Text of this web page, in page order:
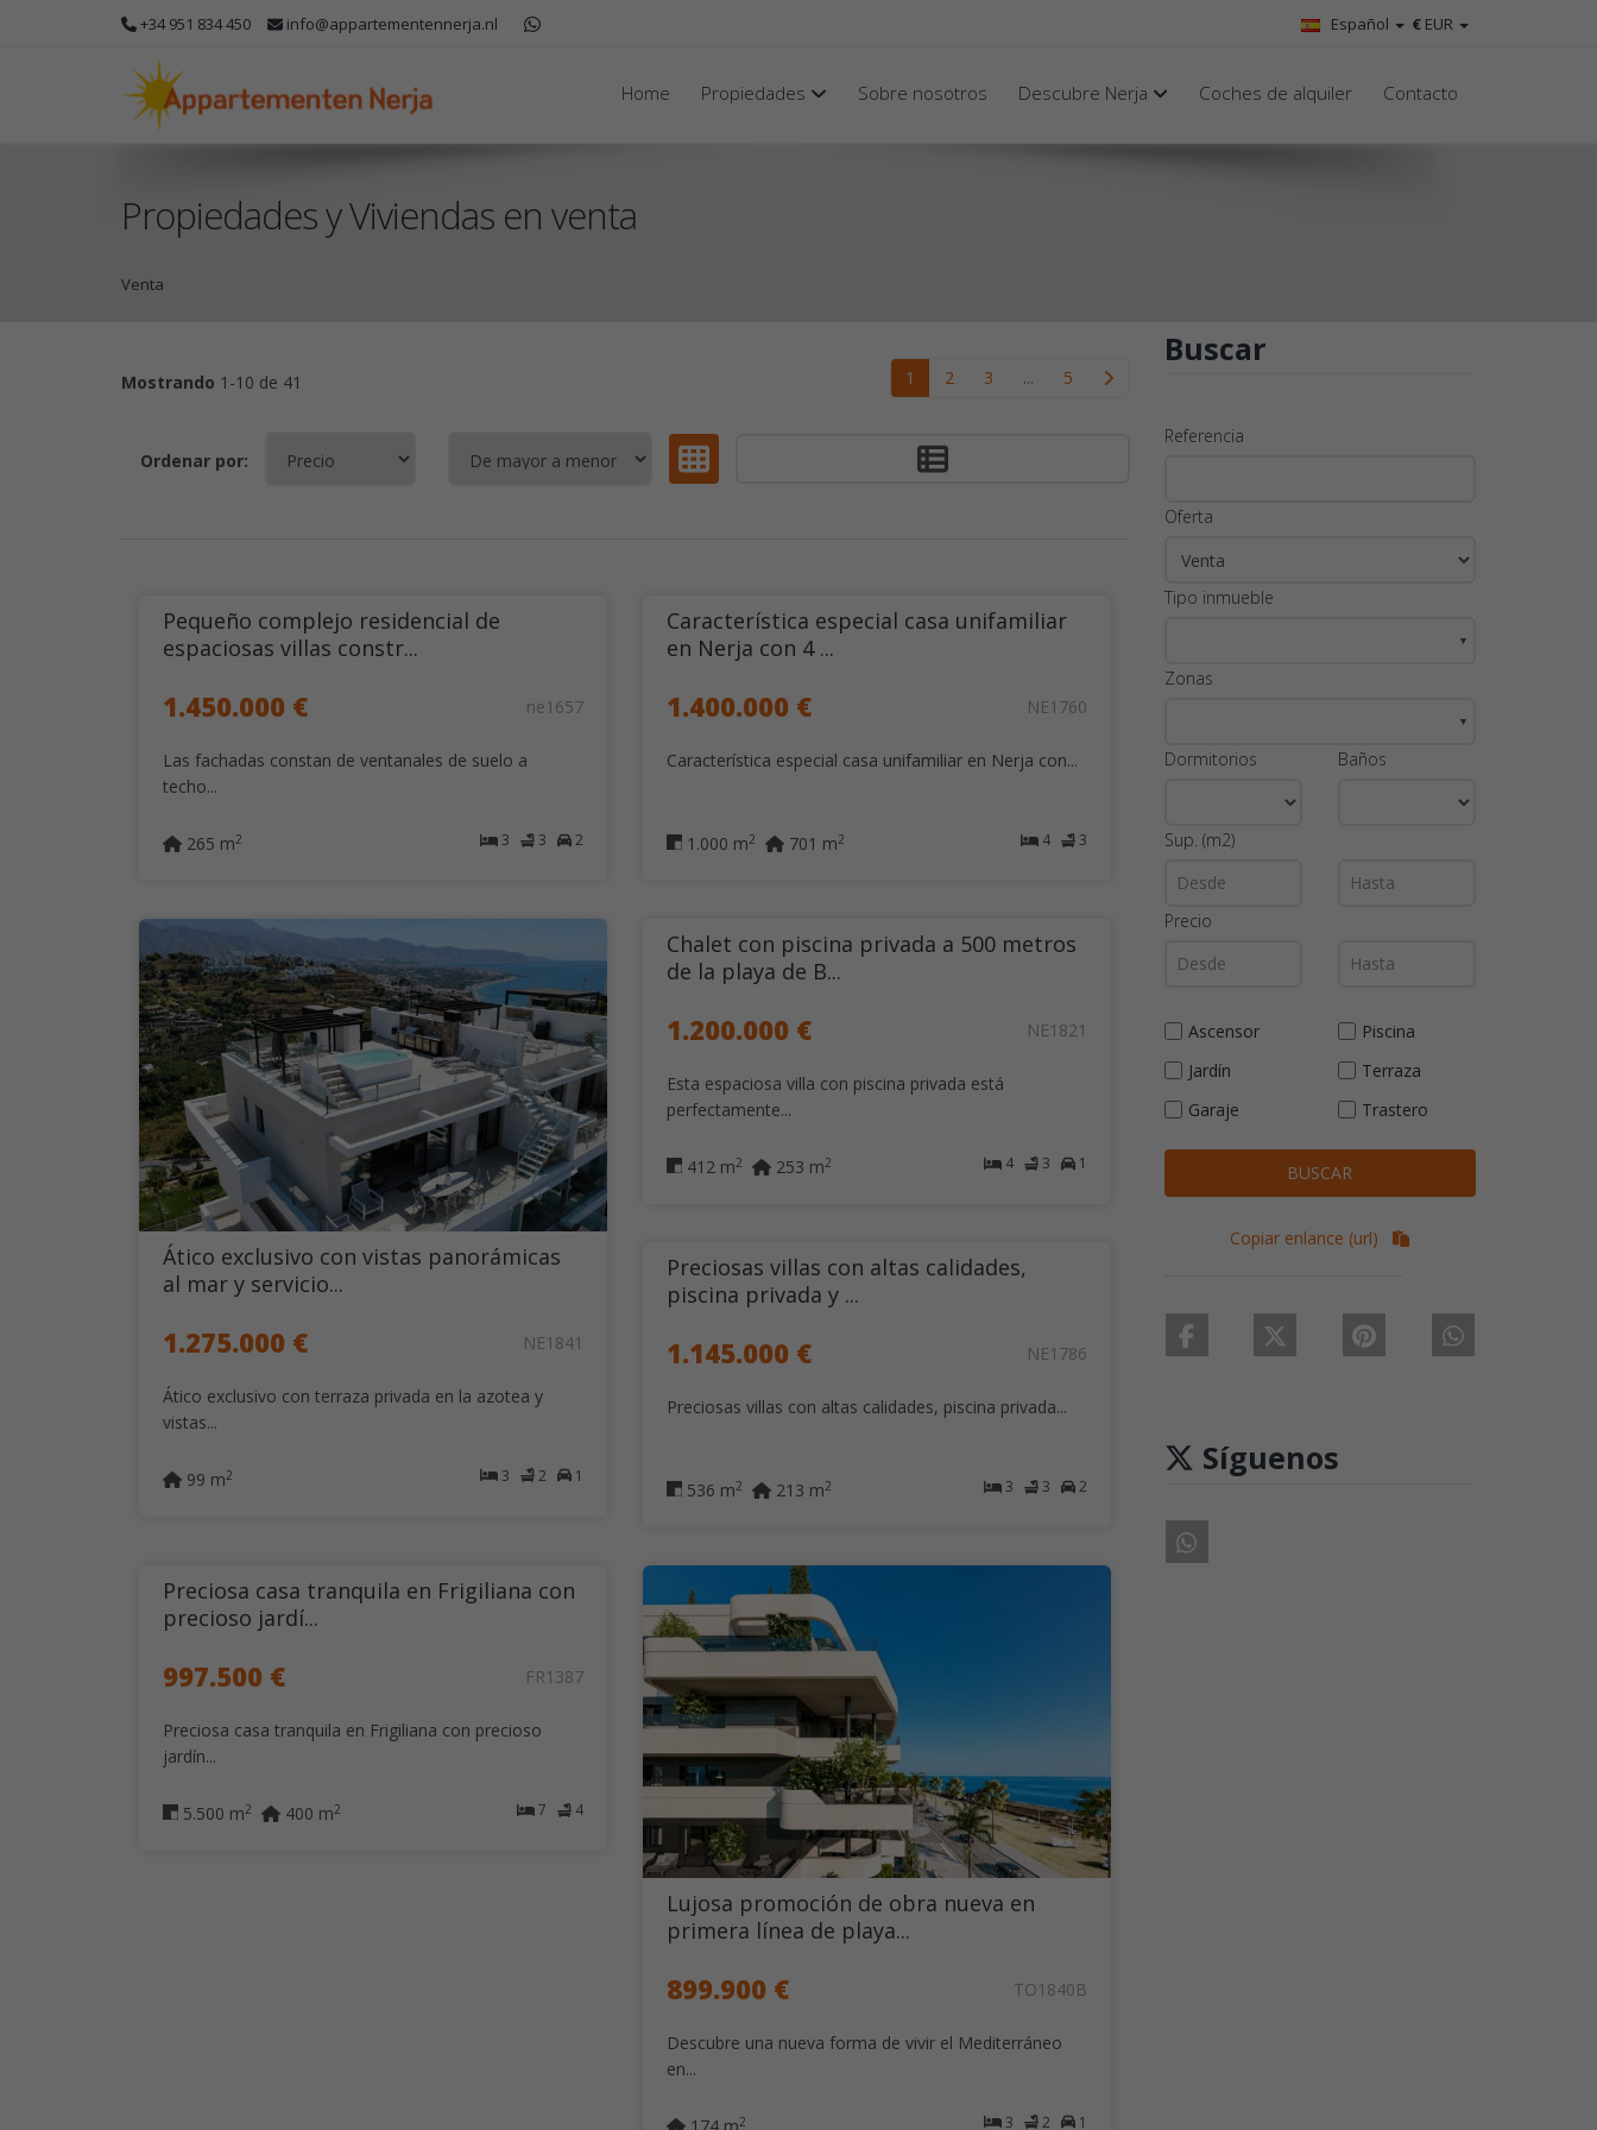
+34 951 834 450 info@appartementennerja.nl € EUR
Español
Home Propiedades Sobre nosotros Descubre Nerja Coches de alquiler Contacto
Propiedades y Viviendas en venta
Venta
Mostrando 1-10 de 41 1 2 3 ... 5
Ordenar por:
Pequeño complejo residencial de
espaciosas villas constr...
1.450.000 € ne1657
Las fachadas constan de ventanales de suelo a
techo...
3 3 2
265 m2
Característica especial casa unifamiliar
en Nerja con 4 ...
1.400.000 € NE1760
Característica especial casa unifamiliar en Nerja con...
4 3
1.000 m2 701 m2
Ático exclusivo con vistas panorámicas
al mar y servicio...
1.275.000 € NE1841
Ático exclusivo con terraza privada en la azotea y
vistas...
3 2 1
99 m2
Chalet con piscina privada a 500 metros
de la playa de B...
1.200.000 € NE1821
Esta espaciosa villa con piscina privada está
perfectamente...
4 3 1
412 m2 253 m2
Preciosas villas con altas calidades,
piscina privada y ...
1.145.000 € NE1786
Preciosas villas con altas calidades, piscina privada...
3 3 2
536 m2 213 m2
Preciosa casa tranquila en Frigiliana con
precioso jardí...
997.500 € FR1387
Preciosa casa tranquila en Frigiliana con precioso
jardín...
7 4
5.500 m2 400 m2
Lujosa promoción de obra nueva en
primera línea de playa...
899.900 € TO1840B
Descubre una nueva forma de vivir el Mediterráneo
en...
3 2 1
2
Buscar
Referencia
Oferta
Tipo inmueble
▼
Zonas
▼
Dormitorios Baños
Sup. (m2)
Precio
Ascensor
Piscina
Jardín
Terraza
Garaje
Trastero
BUSCAR
Copiar enlance (url)
Síguenos